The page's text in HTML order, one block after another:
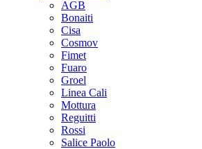
AGB
Bonaiti
Cisa
Cosmov
Fimet
Fuaro
Groel
Linea Cali
Mottura
Reguitti
Rossi
Salice Paolo